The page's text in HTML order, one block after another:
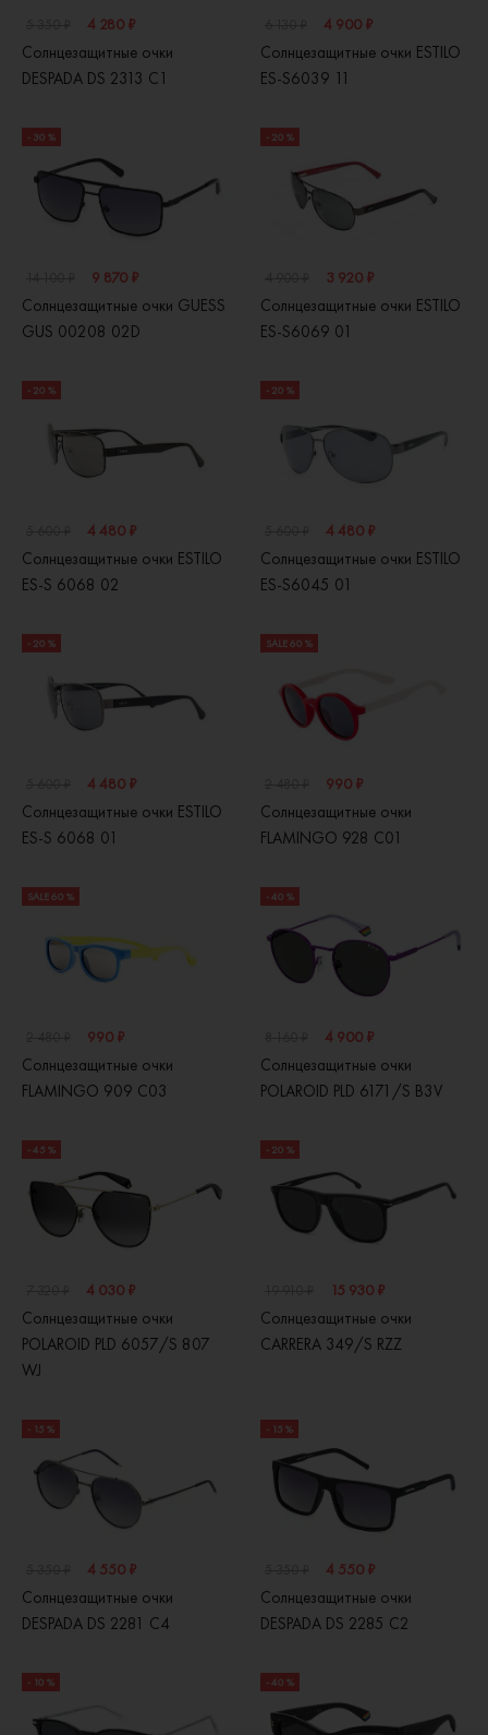
4 280 ₽
Солнцезащитные очки
DESPADA DS 2313 C1
4 900 ₽
Солнцезащитные очки ESTILO
ES-S6039 11
- 30 %
9 870 ₽
Солнцезащитные очки GUESS
GUS 00208 02D
- 20 %
3 920 ₽
Солнцезащитные очки ESTILO
ES-S6069 01
- 20 %
4 480 ₽
Солнцезащитные очки ESTILO
ES-S 6068 02
- 20 %
4 480 ₽
Солнцезащитные очки ESTILO
ES-S6045 01
- 20 %
4 480 ₽
Солнцезащитные очки ESTILO
ES-S 6068 01
SALE 60 %
990 ₽
Солнцезащитные очки
FLAMINGO 928 C01
SALE 60 %
990 ₽
Солнцезащитные очки
FLAMINGO 909 С03
- 40 %
4 900 ₽
Солнцезащитные очки
POLAROID PLD 6171/S B3V
- 45 %
4 030 ₽
Солнцезащитные очки
POLAROID PLD 6057/S 807
WJ
- 20 %
15 930 ₽
Солнцезащитные очки
CARRERA 349/S RZZ
- 15 %
4 550 ₽
Солнцезащитные очки
DESPADA DS 2281 C4
- 15 %
4 550 ₽
Солнцезащитные очки
DESPADA DS 2285 C2
- 10 % - 40 %